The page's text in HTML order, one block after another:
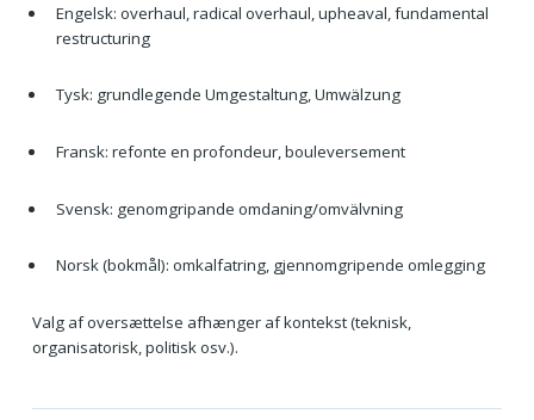
Engelsk: overhaul, radical overhaul, upheaval, fundamental
restructuring
Tysk: grundlegende Umgestaltung, Umwälzung
Fransk: refonte en profondeur, bouleversement
Svensk: genomgripande omdaning/omvälvning
Norsk (bokmål): omkalfatring, gjennomgripende omlegging
Valg af oversættelse afhænger af kontekst (teknisk,
organisatorisk, politisk osv.).